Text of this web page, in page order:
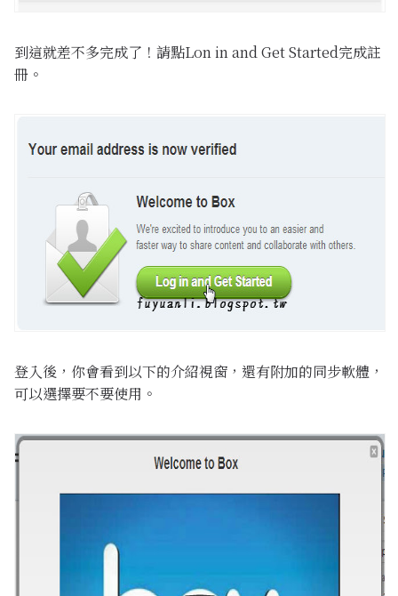
到這就差不多完成了！請點Lon in and Get Started完成註
冊。
登入後，你會看到以下的介紹視窗，還有附加的同步軟體，
可以選擇要不要使用。